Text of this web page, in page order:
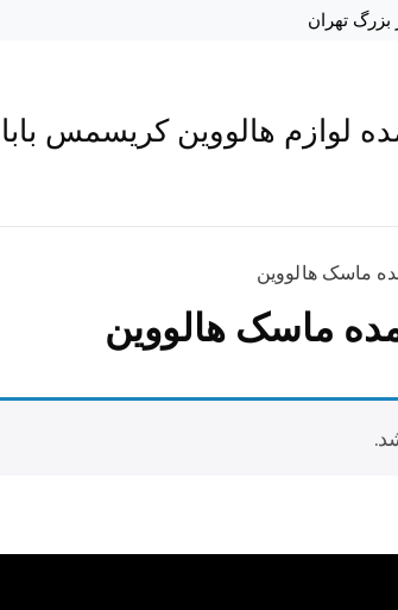
بزرگ تهران
هالووین کریسمس
ماسک هالووین
ماسک هالووین